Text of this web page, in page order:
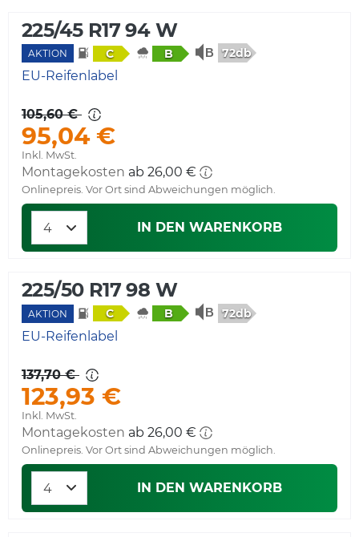
225/45 R17 94 W
AKTION C B 72db
EU-Reifenlabel
105,60 €
95,04 €
Inkl. MwSt.
Montagekosten ab 26,00 €
Onlinepreis. Vor Ort sind Abweichungen möglich.
IN DEN WARENKORB
225/50 R17 98 W
AKTION C B 72db
EU-Reifenlabel
137,70 €
123,93 €
Inkl. MwSt.
Montagekosten ab 26,00 €
Onlinepreis. Vor Ort sind Abweichungen möglich.
IN DEN WARENKORB